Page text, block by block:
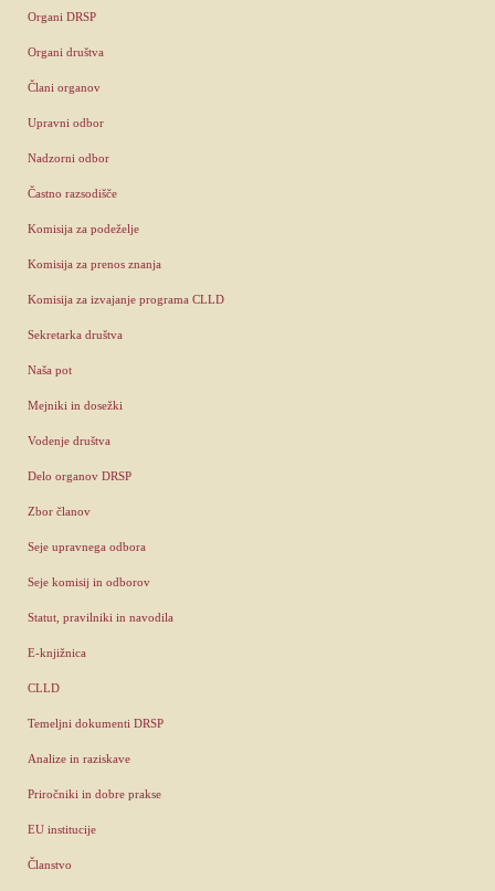
Organi DRSP
Organi društva
Člani organov
Upravni odbor
Nadzorni odbor
Častno razsodišče
Komisija za podeželje
Komisija za prenos znanja
Komisija za izvajanje programa CLLD
Sekretarka društva
Naša pot
Mejniki in dosežki
Vodenje društva
Delo organov DRSP
Zbor članov
Seje upravnega odbora
Seje komisij in odborov
Statut, pravilniki in navodila
E-knjižnica
CLLD
Temeljni dokumenti DRSP
Analize in raziskave
Priročniki in dobre prakse
EU institucije
Članstvo